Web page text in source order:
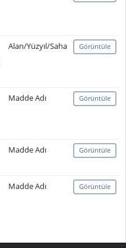
Alan/Yüzyıl/Saha Görüntüle
Madde Adı Görüntüle
Madde Adı Görüntüle
Madde Adı Görüntüle